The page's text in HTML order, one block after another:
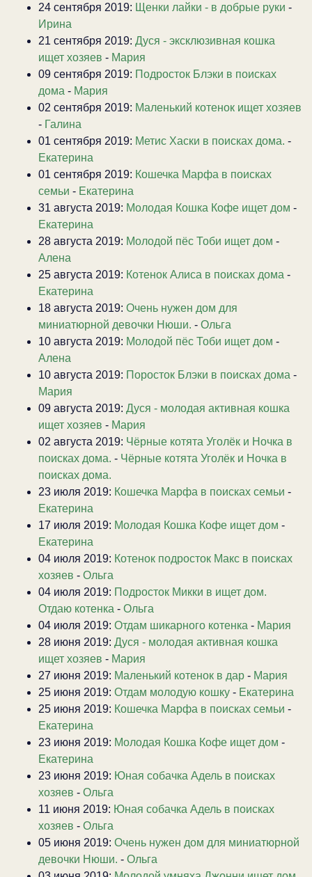
24 сентября 2019: Щенки лайки - в добрые руки -
Ирина
21 сентября 2019: Дуся - эксклюзивная кошка
ищет хозяев - Мария
09 сентября 2019: Подросток Блэки в поисках
дома - Мария
02 сентября 2019: Маленький котенок ищет хозяев
- Галина
01 сентября 2019: Метис Хаски в поисках дома. -
Екатерина
01 сентября 2019: Кошечка Марфа в поисках
семьи - Екатерина
31 августа 2019: Молодая Кошка Кофе ищет дом -
Екатерина
28 августа 2019: Молодой пёс Тоби ищет дом -
Алена
25 августа 2019: Котенок Алиса в поисках дома -
Екатерина
18 августа 2019: Очень нужен дом для
миниатюрной девочки Нюши. - Ольга
10 августа 2019: Молодой пёс Тоби ищет дом -
Алена
10 августа 2019: Поросток Блэки в поисках дома -
Мария
09 августа 2019: Дуся - молодая активная кошка
ищет хозяев - Мария
02 августа 2019: Чёрные котята Уголёк и Ночка в
поисках дома. - Чёрные котята Уголёк и Ночка в
поисках дома.
23 июля 2019: Кошечка Марфа в поисках семьи -
Екатерина
17 июля 2019: Молодая Кошка Кофе ищет дом -
Екатерина
04 июля 2019: Котенок подросток Макс в поисках
хозяев - Ольга
04 июля 2019: Подросток Микки в ищет дом.
Отдаю котенка - Ольга
04 июля 2019: Отдам шикарного котенка - Мария
28 июня 2019: Дуся - молодая активная кошка
ищет хозяев - Мария
27 июня 2019: Маленький котенок в дар - Мария
25 июня 2019: Отдам молодую кошку - Екатерина
25 июня 2019: Кошечка Марфа в поисках семьи -
Екатерина
23 июня 2019: Молодая Кошка Кофе ищет дом -
Екатерина
23 июня 2019: Юная собачка Адель в поисках
хозяев - Ольга
11 июня 2019: Юная собачка Адель в поисках
хозяев - Ольга
05 июня 2019: Очень нужен дом для миниатюрной
девочки Нюши. - Ольга